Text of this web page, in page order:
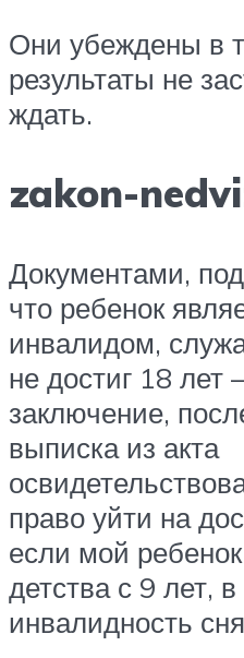
Они убеждены в
результаты не
ждать.
zakon-
Документами,
что ребенок
инвалидом,
не достиг 18
заключение,
выписка из акта
право уйти на
если мой
детства с 9 лет,
инвалидность